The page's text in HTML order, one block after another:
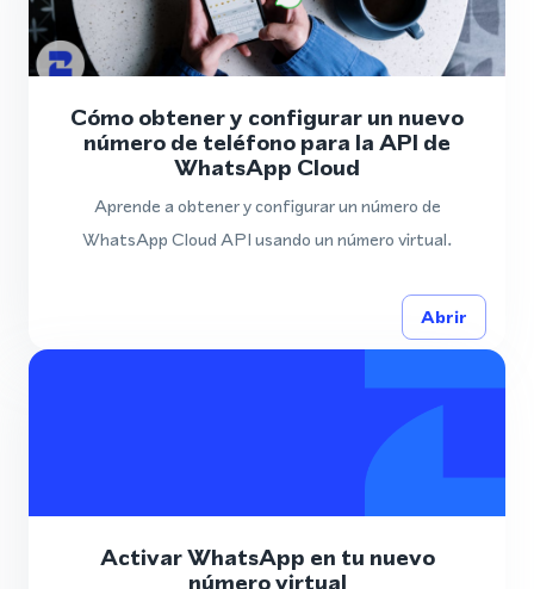
Cómo obtener y configurar un nuevo
número de teléfono para la API de
WhatsApp Cloud
Aprende a obtener y configurar un número de
WhatsApp Cloud API usando un número virtual.
Abrir
Activar WhatsApp en tu nuevo
número virtual